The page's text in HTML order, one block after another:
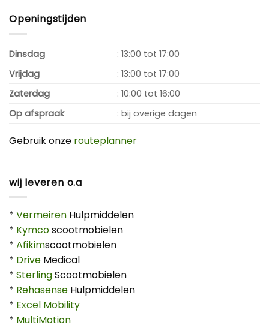
Openingstijden
Dinsdag
: 13:00 tot 17:00
Vrijdag
: 13:00 tot 17:00
Zaterdag
: 10:00 tot 16:00
Op afspraak
: bij overige dagen
Gebruik onze routeplanner
wij leveren o.a
* Vermeiren Hulpmiddelen
* Kymcoscootmobielen
* Afikimscootmobielen
* Drive Medical
* SterlingScootmobielen
* Rehasense Hulpmiddelen
* Excel Mobility
* MultiMotion